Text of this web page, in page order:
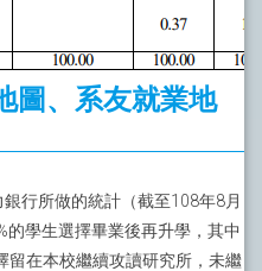
圖、系友就業地
行所做的統計（截至108年8月
的學生選擇畢業後再升學，其中
留在本校繼續攻讀研究所，未繼